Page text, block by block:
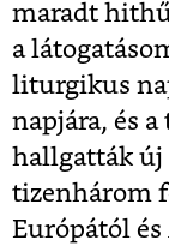
maradt
a
liturgikus
napjára, és
hallgatták új
tizenhárom
Európától